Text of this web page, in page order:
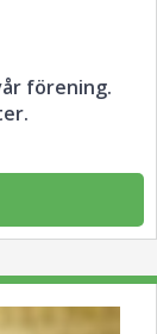
förening.